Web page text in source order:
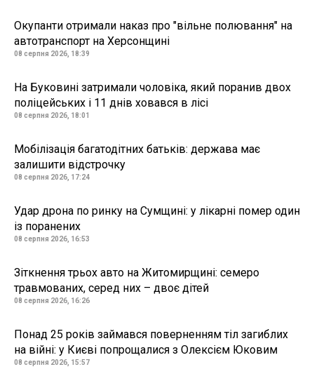
Окупанти отримали наказ про "вільне полювання" на
автотранспорт на Херсонщині
08 серпня 2026, 18:39
На Буковині затримали чоловіка, який поранив двох
поліцейських і 11 днів ховався в лісі
08 серпня 2026, 18:01
Мобілізація багатодітних батьків: держава має
залишити відстрочку
08 серпня 2026, 17:24
Удар дрона по ринку на Сумщині: у лікарні помер один
із поранених
08 серпня 2026, 16:53
Зіткнення трьох авто на Житомирщині: семеро
травмованих, серед них – двоє дітей
08 серпня 2026, 16:26
Понад 25 років займався поверненням тіл загиблих
на війні: у Києві попрощалися з Олексієм Юковим
08 серпня 2026, 15:57